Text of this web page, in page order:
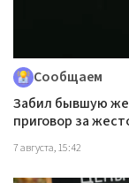
Сообщаем
Забил бывшую
приговор за
7 августа, 15:42